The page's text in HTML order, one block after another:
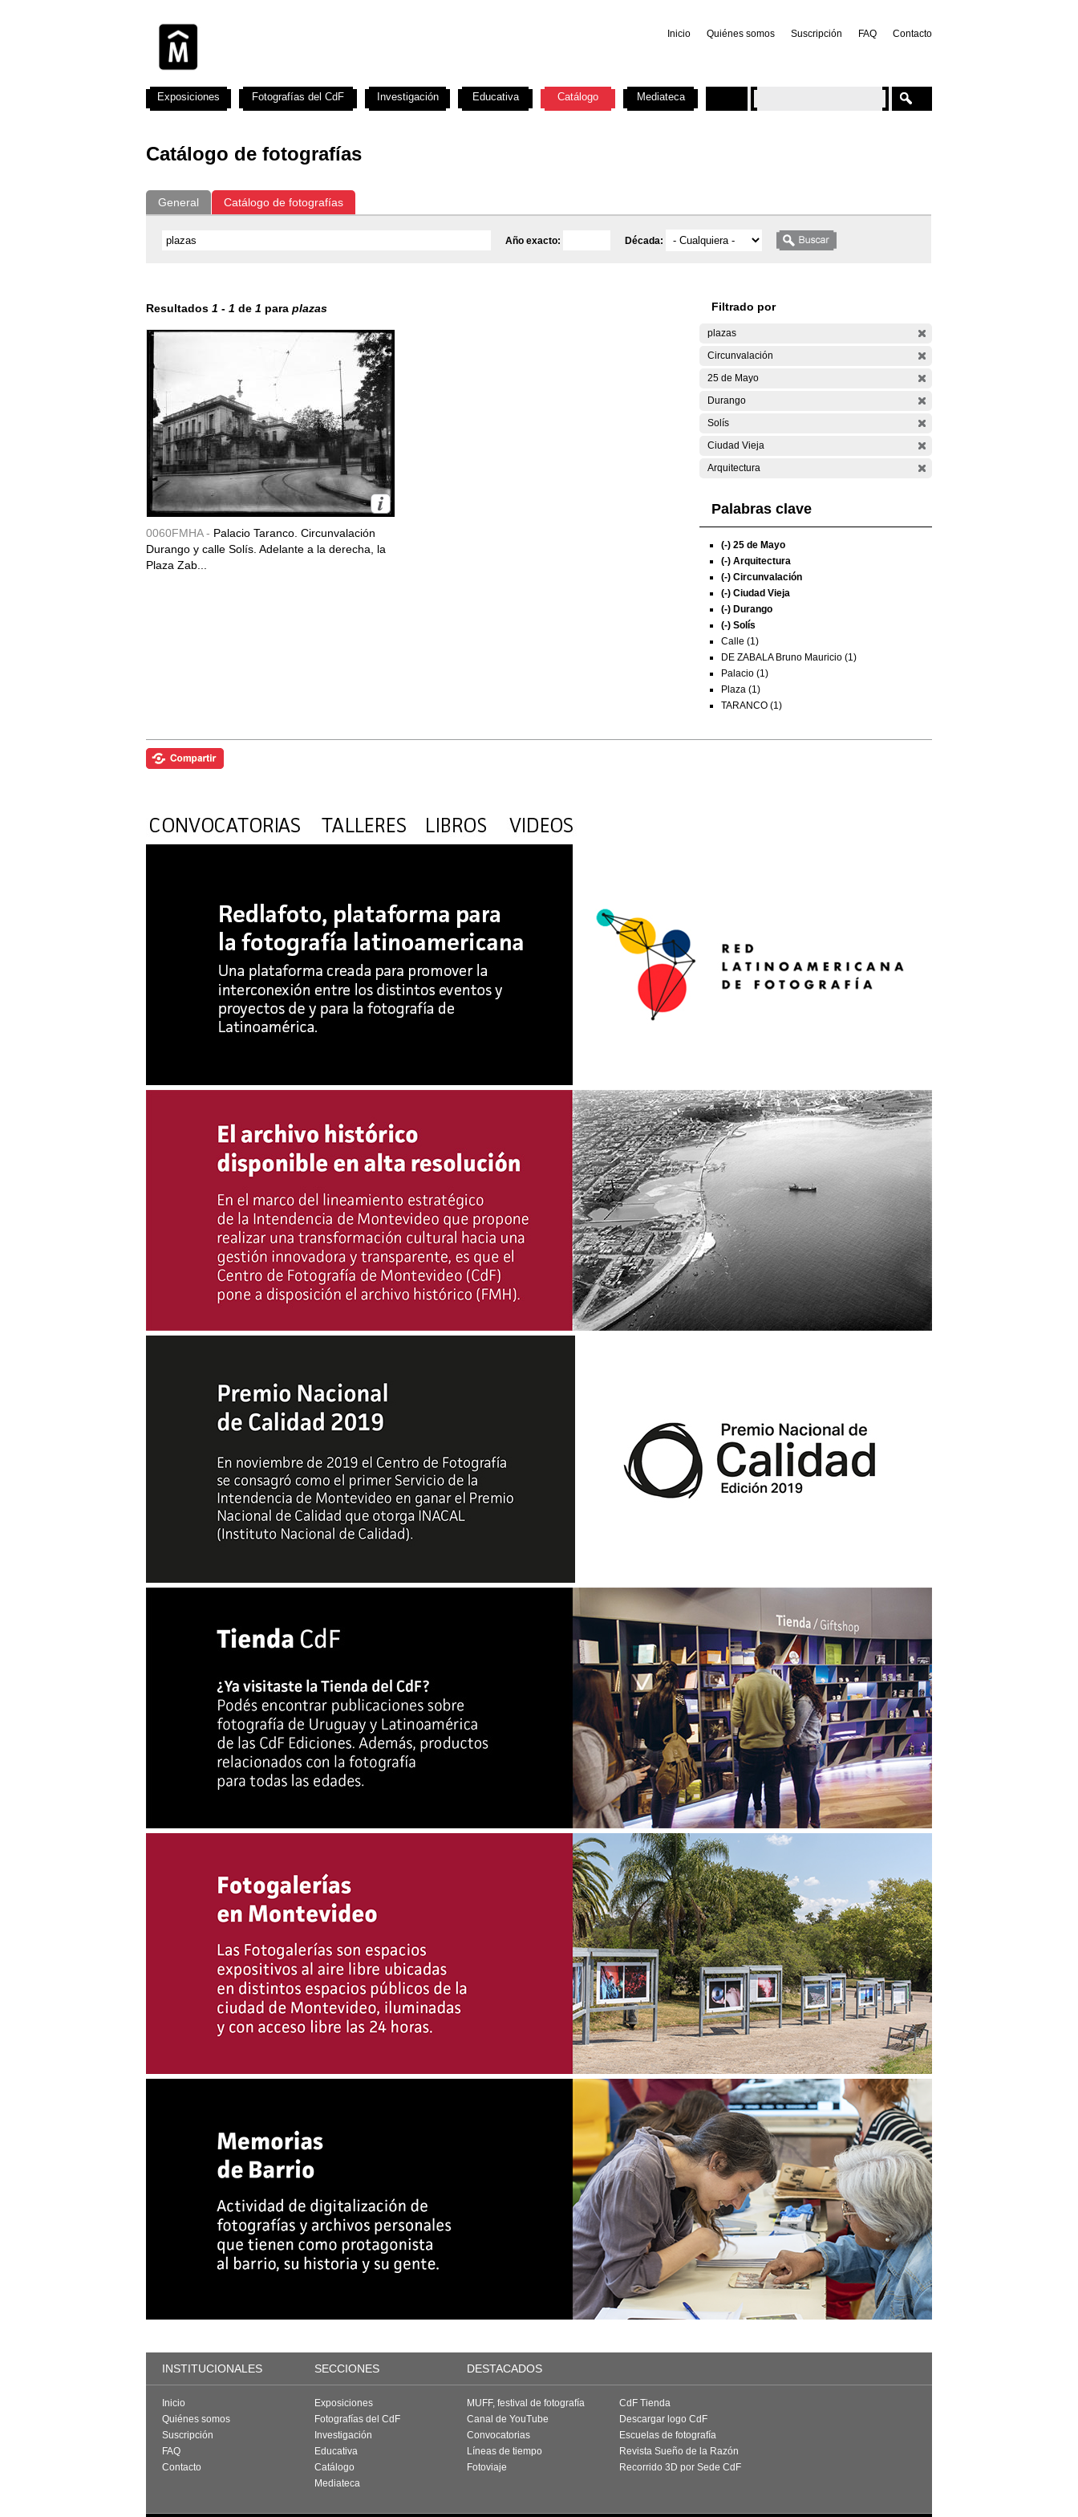
Inicio Quiénes somos Suscripción FAQ Contacto
Catálogo de fotografías
General Catálogo de fotografías
Año exacto: Década:
Resultados 1 - 1 de 1 para plazas
0060FMHA - Palacio Taranco. Circunvalación
Durango y calle Solís. Adelante a la derecha, la
Plaza Zab...
Filtrado por
plazas
Circunvalación
25 de Mayo
Durango
Solís
Ciudad Vieja
Arquitectura
Palabras clave
(-) 25 de Mayo
(-) Arquitectura
(-) Circunvalación
(-) Ciudad Vieja
(-) Durango
(-) Solís
Calle (1)
DE ZABALA Bruno Mauricio (1)
Palacio (1)
Plaza (1)
TARANCO (1)
Exposiciones Fotografías del CdF Investigación Educativa Catálogo Mediateca
INSTITUCIONALES SECCIONES DESTACADOS
Inicio
Quiénes somos
Suscripción
FAQ
Contacto
Exposiciones
Fotografías del CdF
Investigación
Educativa
Catálogo
Mediateca
MUFF, festival de fotografía
Canal de YouTube
Convocatorias
Líneas de tiempo
Fotoviaje
CdF Tienda
Descargar logo CdF
Escuelas de fotografía
Revista Sueño de la Razón
Recorrido 3D por Sede CdF